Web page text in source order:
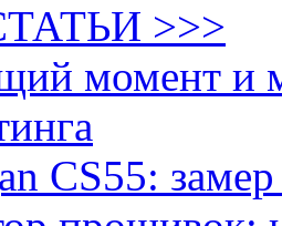
>>>
момент и
CS55: